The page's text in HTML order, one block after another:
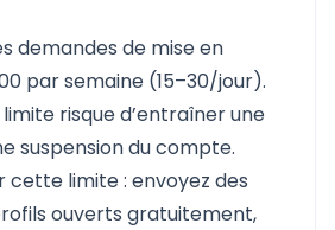
demandes de mise en
par semaine (15–30/jour).
risque d’entraîner une
suspension du compte.
cette limite : envoyez des
ouverts gratuitement,